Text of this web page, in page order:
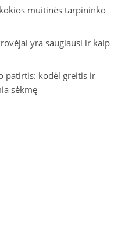
muitinės tarpininko
yra saugiausi ir kaip
patirtis: kodėl greitis ir
sėkmę